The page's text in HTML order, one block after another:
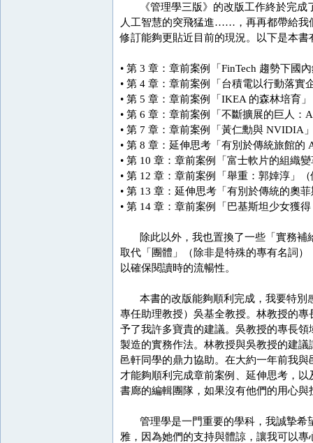
《管理學三版》的改版工作終於完成
人工智慧的突飛猛進……，再再都帶給我
修訂能夠更貼近目前的現況。以下是本
• 第 3 章：章前案例「FinTech 趨勢下國
• 第 4 章：章前案例「台積電以行動落
• 第 5 章：章前案例「IKEA 的森林培育
• 第 6 章：章前案例「不斷擴展的巨人
• 第 7 章：章前案例「黃仁勳與 NVIDIA
• 第 8 章：延伸思考「有別於傳統旅館的
• 第 10 章：章前案例「富士軟片的組織
• 第 12 章：章前案例「舉重：郭婞淳」
• 第 13 章：延伸思考「有別於傳統的奧
• 第 14 章：章前案例「巴基斯坦少女獲
除此以外，我也置換了一些「實務補
取代「團體」（除非是特殊的專有名詞
以確保閱讀時的流暢性。
本書的改版能夠順利完成，我要特別
專任助理教授）吳基全教授。林教授的
予了我許多寶貴的建議。吳教授的專長
製造的實務作法。林教授與吳教授的建
邑軒同學的鼎力協助。在大約一年前我
才能夠順利完成章前案例、延伸思考，
書廊的編輯團隊，如果沒有他們的用心
管理學是一門重要的學科，我誠摯希
雅，因為她們的支持與體諒，讓我可以